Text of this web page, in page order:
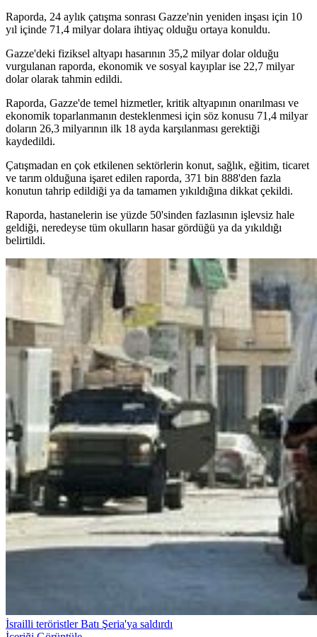
Raporda, 24 aylık çatışma sonrası Gazze'nin yeniden inşası için 10
yıl içinde 71,4 milyar dolara ihtiyaç olduğu ortaya konuldu.
Gazze'deki fiziksel altyapı hasarının 35,2 milyar dolar olduğu
vurgulanan raporda, ekonomik ve sosyal kayıplar ise 22,7 milyar
dolar olarak tahmin edildi.
Raporda, Gazze'de temel hizmetler, kritik altyapının onarılması ve
ekonomik toparlanmanın desteklenmesi için söz konusu 71,4 milyar
doların 26,3 milyarının ilk 18 ayda karşılanması gerektiği
kaydedildi.
Çatışmadan en çok etkilenen sektörlerin konut, sağlık, eğitim, ticaret
ve tarım olduğuna işaret edilen raporda, 371 bin 888'den fazla
konutun tahrip edildiği ya da tamamen yıkıldığına dikkat çekildi.
Raporda, hastanelerin ise yüzde 50'sinden fazlasının işlevsiz hale
geldiği, neredeyse tüm okulların hasar gördüğü ya da yıkıldığı
belirtildi.
İsrailli teröristler Batı Şeria'ya saldırdı